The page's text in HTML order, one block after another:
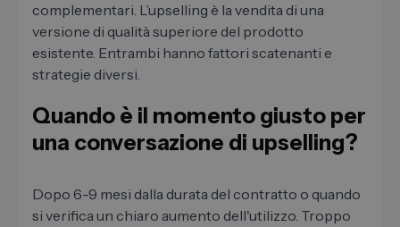
complementari. L’upselling è la vendita di una
versione di qualità superiore del prodotto
esistente. Entrambi hanno fattori scatenanti e
strategie diversi.
Quando è il momento giusto per
una conversazione di upselling?
Dopo 6-9 mesi dalla durata del contratto o quando
si verifica un chiaro aumento dell'utilizzo. Troppo